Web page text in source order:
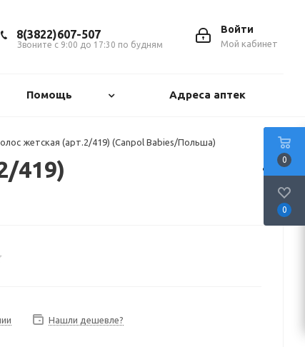
Войти
Мой кабинет
8(3822)607-507
Звоните с 9:00 до 17:30 по будням
Помощь Адреса аптек
жетская (арт.2/419) (Canpol Babies/Польша)
419)
Нашли дешевле?
0
0